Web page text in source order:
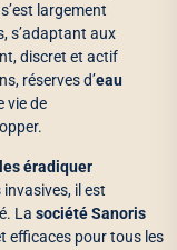
largement
s’adaptant aux
discret et actif
réserves d’eau
vie de
les éradiquer
il est
La société Sanoris
efficaces pour tous les